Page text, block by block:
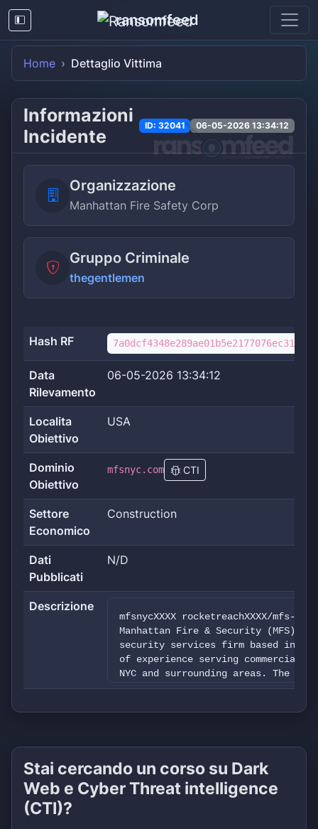
ransomfeed
Home Dettaglio Vittima
Informazioni
Incidente
ID: 32041 06-05-2026 13:34:12
Organizzazione
Manhattan Fire Safety Corp
Gruppo Criminale
thegentlemen
Hash RF
Data
Rilevamento
06-05-2026 13:34:12
Localita
Obiettivo
USA
Dominio
Obiettivo
mfsnyc.com CTI
Settore
Economico
Construction
Dati
Pubblicati
N/D
Descrizione
mfsnycXXXX rocketreachXXXX/mfs-
Manhattan Fire & Security (MFS)
security services firm based in
of experience serving commercial
NYC and surrounding areas. The
engineers and licensed fire alarm
Radio Coverage) systems fully in
communication systems,
downtime and ensure continuous
Stai cercando un corso su Dark
Web e Cyber Threat intelligence
(CTI)?